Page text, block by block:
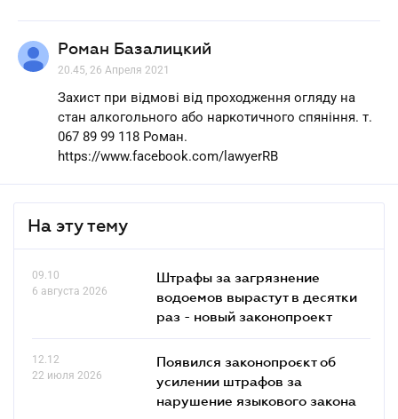
Роман Базалицкий
20.45, 26 Апреля 2021
Захист при відмові від проходження огляду на
стан алкогольного або наркотичного спяніння. т.
067 89 99 118 Роман.
https://www.facebook.com/lawyerRB
На эту тему
09.10
6 августа 2026
Штрафы за загрязнение
водоемов вырастут в десятки
раз - новый законопроект
12.12
22 июля 2026
Появился законопроєкт об
усилении штрафов за
нарушение языкового закона